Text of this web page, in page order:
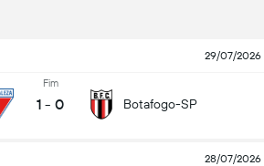
29/07/2026
Fim
1 - 0 Botafogo-SP
28/07/2026